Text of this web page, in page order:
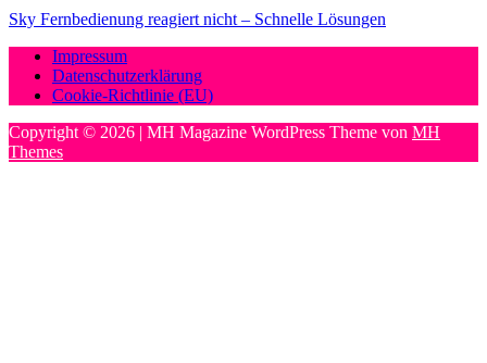
Sky Fernbedienung reagiert nicht – Schnelle Lösungen
Impressum
Datenschutzerklärung
Cookie-Richtlinie (EU)
Copyright © 2026 | MH Magazine WordPress Theme von MH
Themes